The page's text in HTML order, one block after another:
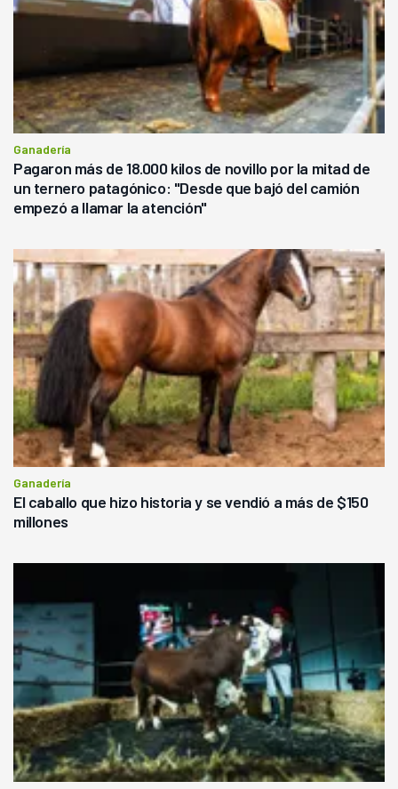
Ganadería
Pagaron más de 18.000 kilos de novillo por la mitad de
un ternero patagónico: "Desde que bajó del camión
empezó a llamar la atención"
Ganadería
El caballo que hizo historia y se vendió a más de $150
millones